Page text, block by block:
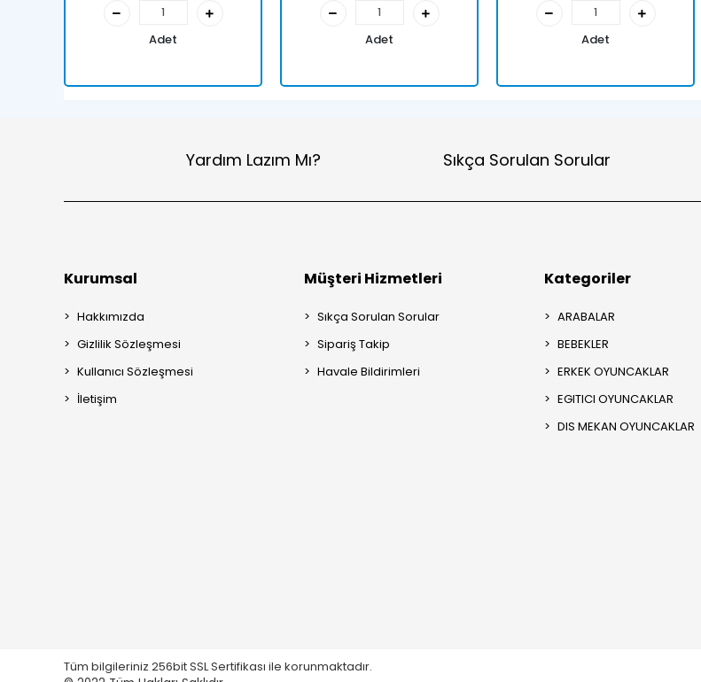
Adet Adet Adet
Yardım Lazım Mı? Sıkça Sorulan Sorular
Kurumsal
Hakkımızda
Gizlilik Sözleşmesi
Kullanıcı Sözleşmesi
İletişim
Müşteri Hizmetleri
Sıkça Sorulan Sorular
Sipariş Takip
Havale Bildirimleri
Kategoriler
ARABALAR
BEBEKLER
ERKEK OYUNCAKLAR
EGITICI OYUNCAKLAR
DIS MEKAN OYUNCAKLAR
Tüm bilgileriniz 256bit SSL Sertifikası ile korunmaktadır.